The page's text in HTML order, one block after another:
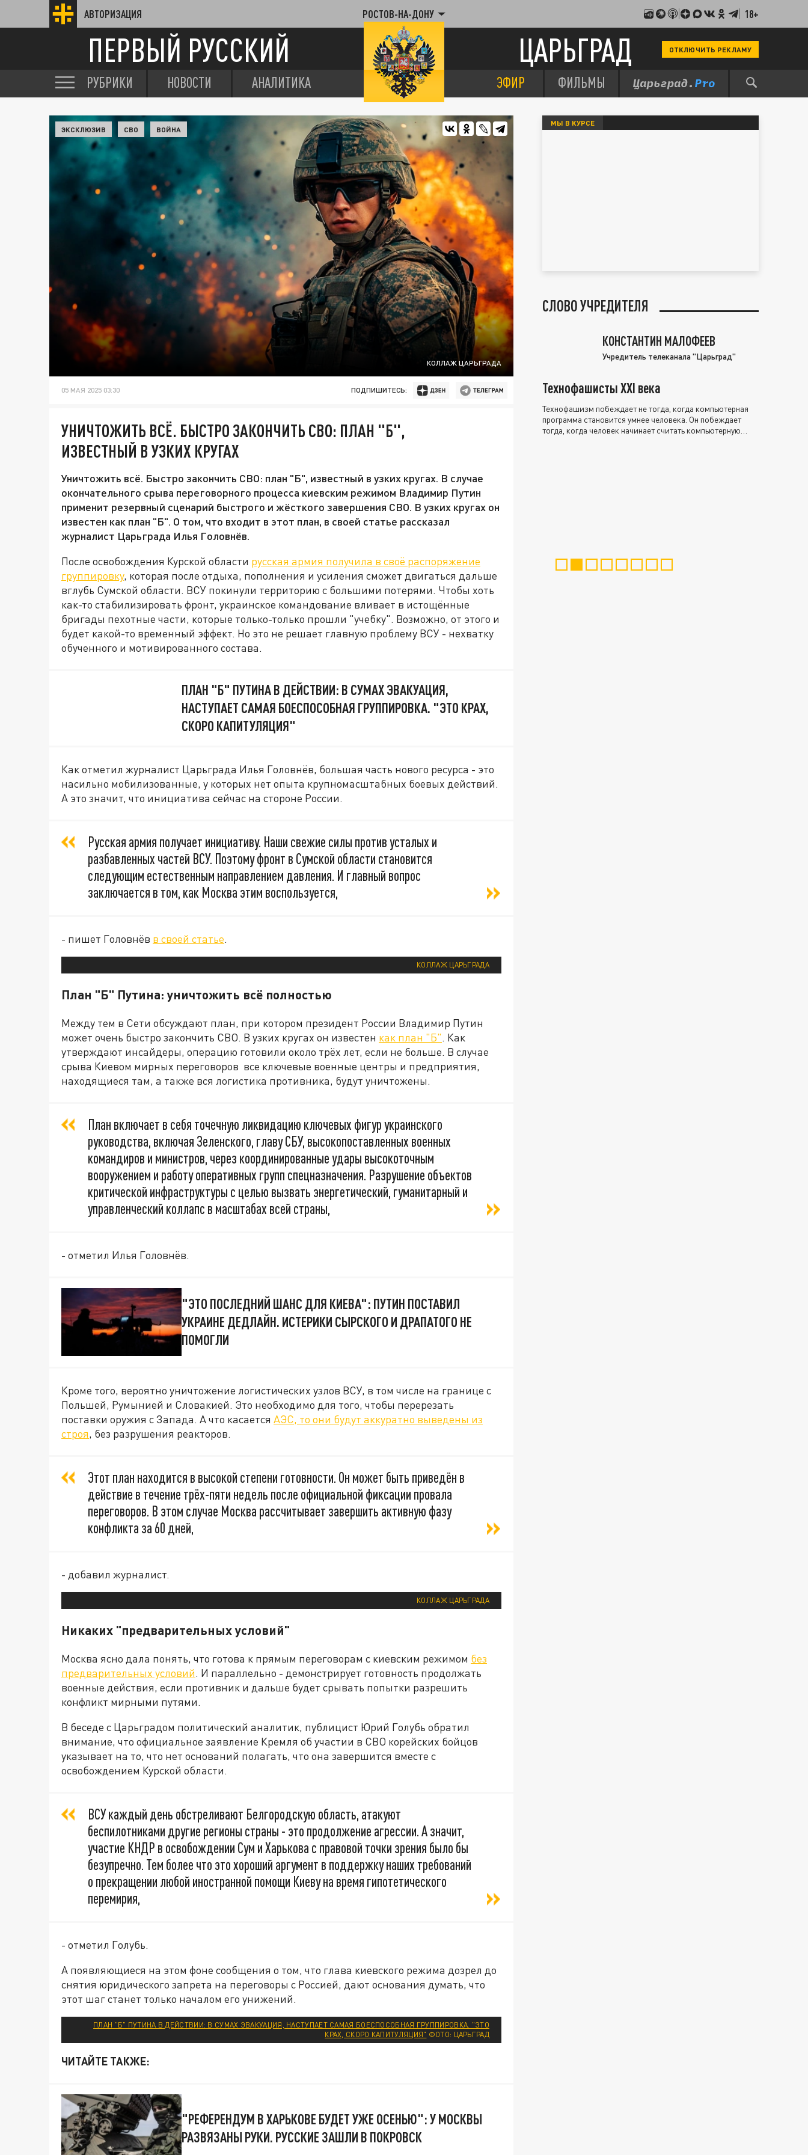
АВТОРИЗАЦИЯ РОСТОВ-НА-ДОНУ 18+
ПЕРВЫЙ РУССКИЙ ЦАРЬГРАД ОТКЛЮЧИТЬ РЕКЛАМУ
РУБРИКИ НОВОСТИ АНАЛИТИКА ЭФИР ФИЛЬМЫ
КОЛЛАЖ ЦАРЬГРАДА
ЭКСКЛЮЗИВ СВО ВОЙНА
05 МАЯ 2025 03:30 ПОДПИШИТЕСЬ:
УНИЧТОЖИТЬ ВСЁ. БЫСТРО ЗАКОНЧИТЬ СВО: ПЛАН "Б",
ИЗВЕСТНЫЙ В УЗКИХ КРУГАХ
Уничтожить всё. Быстро закончить СВО: план "Б", известный в узких кругах. В случае
окончательного срыва переговорного процесса киевским режимом Владимир Путин
применит резервный сценарий быстрого и жёсткого завершения СВО. В узких кругах он
известен как план "Б". О том, что входит в этот план, в своей статье рассказал
журналист Царьграда Илья Головнёв.
После освобождения Курской области русская армия получила в своё распоряжение
группировку, которая после отдыха, пополнения и усиления сможет двигаться дальше
вглубь Сумской области. ВСУ покинули территорию с большими потерями. Чтобы хоть
как-то стабилизировать фронт, украинское командование вливает в истощённые
бригады пехотные части, которые только-только прошли "учебку". Возможно, от этого и
будет какой-то временный эффект. Но это не решает главную проблему ВСУ - нехватку
обученного и мотивированного состава.
ПЛАН "Б" ПУТИНА В ДЕЙСТВИИ: В СУМАХ ЭВАКУАЦИЯ,
НАСТУПАЕТ САМАЯ БОЕСПОСОБНАЯ ГРУППИРОВКА. "ЭТО КРАХ,
СКОРО КАПИТУЛЯЦИЯ"
Как отметил журналист Царьграда Илья Головнёв, большая часть нового ресурса - это
насильно мобилизованные, у которых нет опыта крупномасштабных боевых действий.
А это значит, что инициатива сейчас на стороне России.
Русская армия получает инициативу. Наши свежие силы против усталых и
разбавленных частей ВСУ. Поэтому фронт в Сумской области становится
следующим естественным направлением давления. И главный вопрос
заключается в том, как Москва этим воспользуется,
- пишет Головнёв в своей статье.
КОЛЛАЖ ЦАРЬГРАДА
План "Б" Путина: уничтожить всё полностью
Между тем в Сети обсуждают план, при котором президент России Владимир Путин
может очень быстро закончить СВО. В узких кругах он известен как план "Б". Как
утверждают инсайдеры, операцию готовили около трёх лет, если не больше. В случае
срыва Киевом мирных переговоров все ключевые военные центры и предприятия,
находящиеся там, а также вся логистика противника, будут уничтожены.
План включает в себя точечную ликвидацию ключевых фигур украинского
руководства, включая Зеленского, главу СБУ, высокопоставленных военных
командиров и министров, через координированные удары высокоточным
вооружением и работу оперативных групп спецназначения. Разрушение объектов
критической инфраструктуры с целью вызвать энергетический, гуманитарный и
управленческий коллапс в масштабах всей страны,
- отметил Илья Головнёв.
"ЭТО ПОСЛЕДНИЙ ШАНС ДЛЯ КИЕВА": ПУТИН ПОСТАВИЛ
УКРАИНЕ ДЕДЛАЙН. ИСТЕРИКИ СЫРСКОГО И ДРАПАТОГО НЕ
ПОМОГЛИ
Кроме того, вероятно уничтожение логистических узлов ВСУ, в том числе на границе с
Польшей, Румынией и Словакией. Это необходимо для того, чтобы перерезать
поставки оружия с Запада. А что касается АЭС, то они будут аккуратно выведены из
строя, без разрушения реакторов.
Этот план находится в высокой степени готовности. Он может быть приведён в
действие в течение трёх-пяти недель после официальной фиксации провала
переговоров. В этом случае Москва рассчитывает завершить активную фазу
конфликта за 60 дней,
- добавил журналист.
КОЛЛАЖ ЦАРЬГРАДА
Никаких "предварительных условий"
Москва ясно дала понять, что готова к прямым переговорам с киевским режимом без
предварительных условий. И параллельно - демонстрирует готовность продолжать
военные действия, если противник и дальше будет срывать попытки разрешить
конфликт мирными путями.
В беседе с Царьградом политический аналитик, публицист Юрий Голубь обратил
внимание, что официальное заявление Кремля об участии в СВО корейских бойцов
указывает на то, что нет оснований полагать, что она завершится вместе с
освобождением Курской области.
ВСУ каждый день обстреливают Белгородскую область, атакуют
беспилотниками другие регионы страны - это продолжение агрессии. А значит,
участие КНДР в освобождении Сум и Харькова с правовой точки зрения было бы
безупречно. Тем более что это хороший аргумент в поддержку наших требований
о прекращении любой иностранной помощи Киеву на время гипотетического
перемирия,
- отметил Голубь.
А появляющиеся на этом фоне сообщения о том, что глава киевского режима дозрел до
снятия юридического запрета на переговоры с Россией, дают основания думать, что
этот шаг станет только началом его унижений.
ПЛАН "Б" ПУТИНА В ДЕЙСТВИИ: В СУМАХ ЭВАКУАЦИЯ, НАСТУПАЕТ САМАЯ БОЕСПОСОБНАЯ ГРУППИРОВКА. "ЭТО
КРАХ, СКОРО КАПИТУЛЯЦИЯ" ФОТО: ЦАРЬГРАД
ЧИТАЙТЕ ТАКЖЕ:
"РЕФЕРЕНДУМ В ХАРЬКОВЕ БУДЕТ УЖЕ ОСЕНЬЮ": У МОСКВЫ
РАЗВЯЗАНЫ РУКИ. РУССКИЕ ЗАШЛИ В ПОКРОВСК
МЫ В КУРСЕ
СЛОВО УЧРЕДИТЕЛЯ
КОНСТАНТИН МАЛОФЕЕВ
Учредитель телеканала "Царьград"
Технофашисты XXI века
Технофашизм побеждает не тогда, когда компьютерная
программа становится умнее человека. Он побеждает
тогда, когда человек начинает считать компьютерную